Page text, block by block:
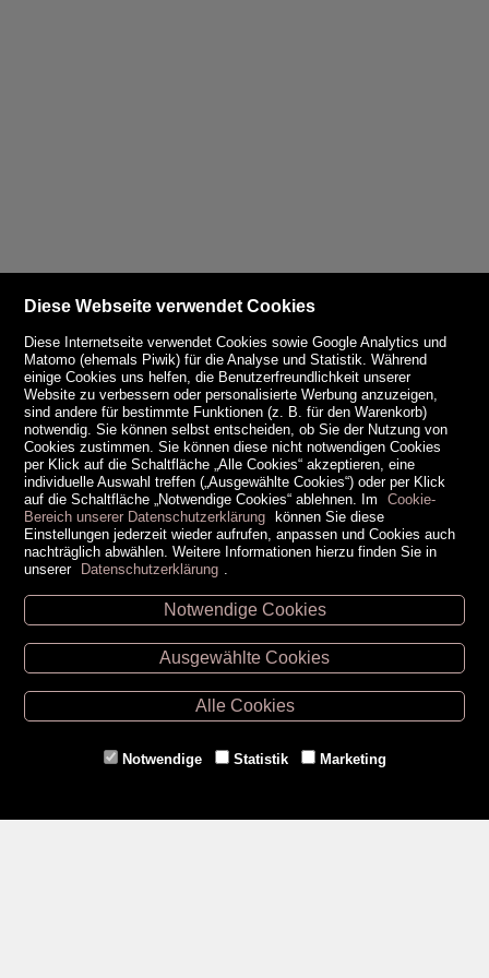
Unsere Öffnungszeiten
Retz -02942/20433
Hollabrunn -02952/30057
Eggenburg -02984/3836
Gmünd -
Diese Webseite verwendet Cookies
Diese Internetseite verwendet Cookies sowie Google Analytics und
Matomo (ehemals Piwik) für die Analyse und Statistik. Während
einige Cookies uns helfen, die Benutzerfreundlichkeit unserer
Website zu verbessern oder personalisierte Werbung anzuzeigen,
sind andere für bestimmte Funktionen (z. B. für den Warenkorb)
notwendig. Sie können selbst entscheiden, ob Sie der Nutzung von
Cookies zustimmen. Sie können diese nicht notwendigen Cookies
per Klick auf die Schaltfläche „Alle Cookies“ akzeptieren, eine
individuelle Auswahl treffen („Ausgewählte Cookies“) oder per Klick
auf die Schaltfläche „Notwendige Cookies“ ablehnen. Im
Cookie-
Bereich unserer Datenschutzerklärung können Sie diese
Einstellungen jederzeit wieder aufrufen, anpassen und Cookies auch
nachträglich abwählen. Weitere Informationen hierzu finden Sie in
unserer Datenschutzerklärung
Notwendige Cookies
Ausgewählte Cookies
Alle Cookies
Notwendige Statistik Marketing